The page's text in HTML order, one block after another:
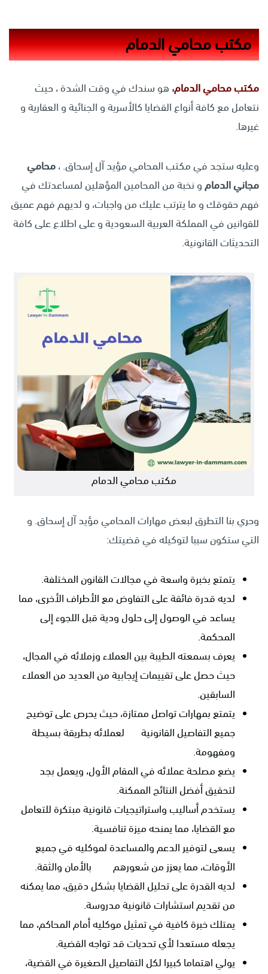
مكتب محامي الدمام
مكتب محامي الدمام، هو سندك في وقت الشدة ، حيث
نتعامل مع كافة أنواع القضايا كالأسرية و الجنائية و العقارية و
غيرها.
وعليه ستجد في مكتب المحامي مؤيد آل إسحاق. ،محامي
مجانيالدمامو نخبة من المحامين المؤهلين لمساعدتك في
فهم حقوقك و ما يترتب عليك من واجبات، و لديهم فهم عميق
للقوانين في المملكة العربية السعودية و على اطلاع على كافة
التحديثات القانونية.
مكتب محامي الدمام
وحري بنا التطرق لبعض مهارات المحامي مؤيد آل إسحاق. و
التي ستكون سببا لتوكيله في قضيتك:
يتمتع بخبرة واسعة في مجالات القانون المختلفة.
لديه قدرة فائقة على التفاوض مع الأطراف الأخرى، مما
يساعد في الوصول إلى حلول ودية قبل اللجوء إلى
المحكمة.
يعرف بسمعته الطيبة بين العملاء وزملائه في المجال،
حيث حصل على تقييمات إيجابية من العديد من العملاء
السابقين.
يتمتع بمهارات تواصل ممتازة، حيث يحرص على توضيح
جميع التفاصيل القانونية لعملائه بطريقة بسيطة
ومفهومة.
يضع مصلحة عملائه في المقام الأول، ويعمل بجد
لتحقيق أفضل النتائج الممكنة.
يستخدم أساليب واستراتيجيات قانونية مبتكرة للتعامل
مع القضايا، مما يمنحه ميزة تنافسية.
يسعى لتوفير الدعم والمساعدة لموكليه في جميع
الأوقات، مما يعزز من شعورهم بالأمان والثقة.
لديه القدرة على تحليل القضايا بشكل دقيق، مما يمكنه
من تقديم استشارات قانونية مدروسة.
يمتلك خبرة كافية في تمثيل موكليه أمام المحاكم، مما
يجعله مستعدا لأي تحديات قد تواجه القضية.
يولي اهتماما كبيرا لكل التفاصيل الصغيرة في القضية،